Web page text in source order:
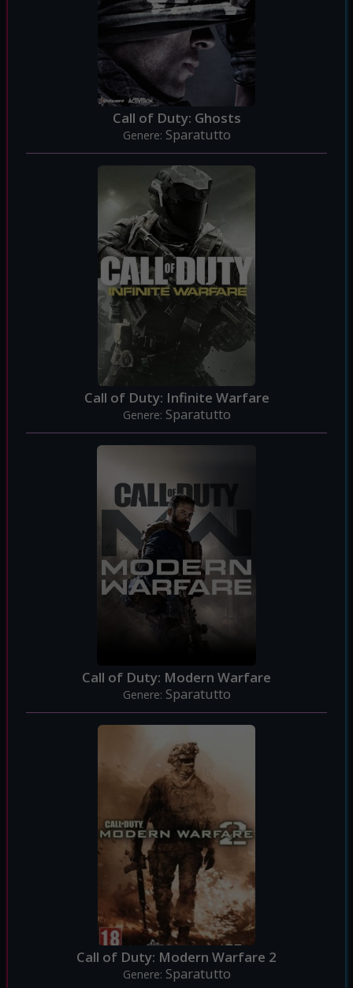
Call of Duty: Ghosts
Genere: Sparatutto
Call of Duty: Infinite Warfare
Genere: Sparatutto
Call of Duty: Modern Warfare
Genere: Sparatutto
Call of Duty: Modern Warfare 2
Genere: Sparatutto